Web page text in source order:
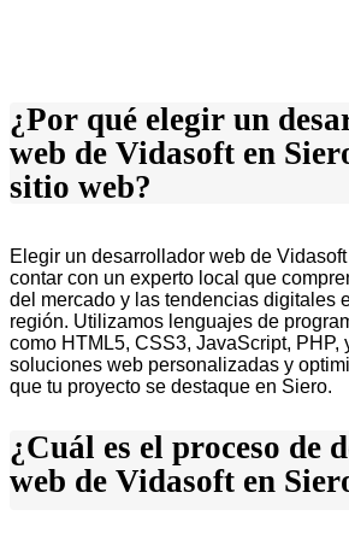
¿Por qué elegir un
web de Vidasoft en
sitio web?
Elegir un desarrollador web de
contar con un experto local que
del mercado y las tendencias digitales
región. Utilizamos lenguajes de
como HTML5, CSS3, JavaScript, PHP,
soluciones web personalizadas y
que tu proyecto se destaque en Siero.
¿Cuál es el proceso de
web de Vidasoft en